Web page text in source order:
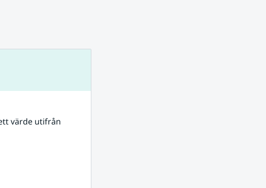
värde utifrån